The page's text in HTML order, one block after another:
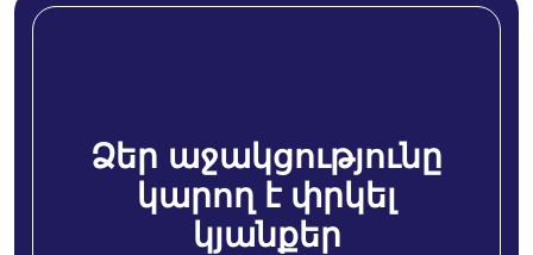
Ձեր աջակցությունը
կարող է փրկել
կյանքեր